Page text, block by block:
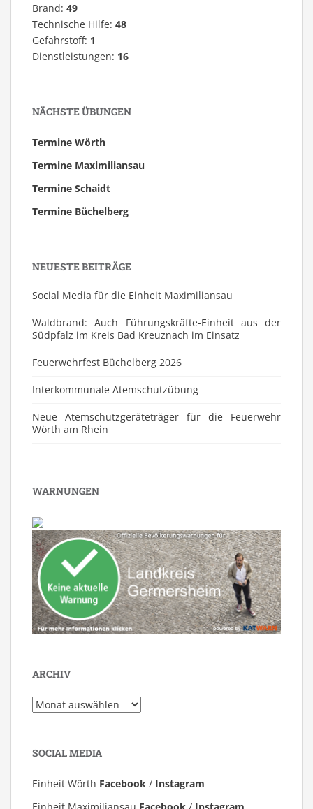
Brand: 49
Technische Hilfe: 48
Gefahrstoff: 1
Dienstleistungen: 16
NÄCHSTE ÜBUNGEN
Termine Wörth
Termine Maximiliansau
Termine Schaidt
Termine Büchelberg
NEUESTE BEITRÄGE
Social Media für die Einheit Maximiliansau
Waldbrand: Auch Führungskräfte-Einheit aus der
Südpfalz im Kreis Bad Kreuznach im Einsatz
Feuerwehrfest Büchelberg 2026
⁠Interkommunale Atemschutzübung
Neue Atemschutzgeräteträger für die Feuerwehr
Wörth am Rhein
WARNUNGEN
ARCHIV
Archiv
SOCIAL MEDIA
Einheit Wörth Facebook / Instagram
Einheit Maximiliansau Facebook / Instagram